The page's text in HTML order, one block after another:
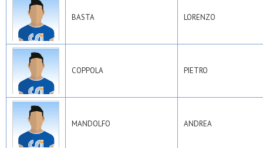
BASTA LORENZO
COPPOLA PIETRO
MANDOLFO ANDREA